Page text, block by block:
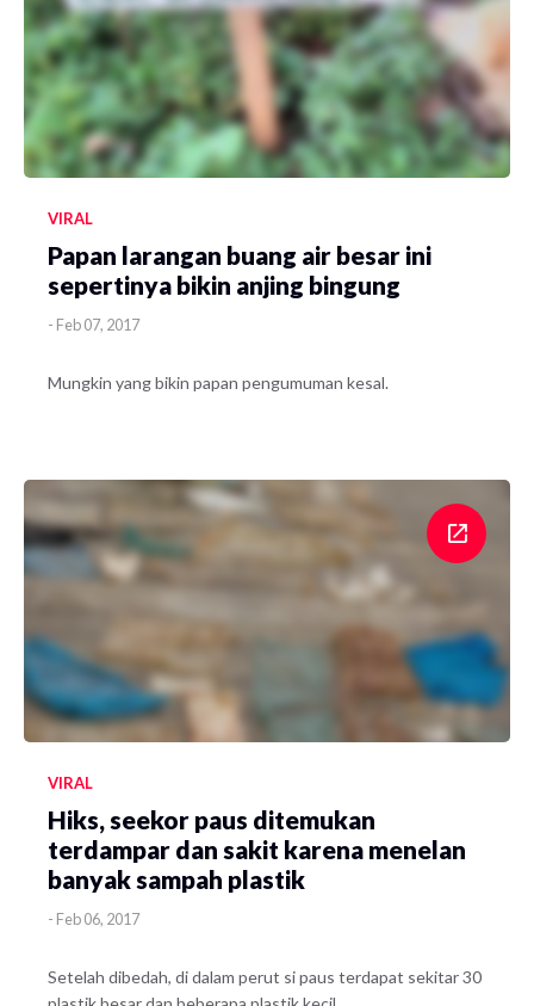
VIRAL
Papan larangan buang air besar ini
sepertinya bikin anjing bingung
- Feb 07, 2017
Mungkin yang bikin papan pengumuman kesal.
VIRAL
Hiks, seekor paus ditemukan
terdampar dan sakit karena menelan
banyak sampah plastik
- Feb 06, 2017
Setelah dibedah, di dalam perut si paus terdapat sekitar 30